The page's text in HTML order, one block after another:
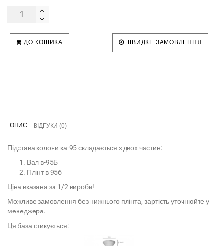
ДО КОШИКА ШВИДКЕ ЗАМОВЛЕННЯ
ОПИС ВІДГУКИ (0)
Підстава колони ка-95 складається з двох частин:
Вал в-95Б
Плінт в 95б
Ціна вказана за 1/2 вироби!
Можливе замовлення без нижнього плінта, вартість уточнюйте у
менеджера.
Ця база стикується: